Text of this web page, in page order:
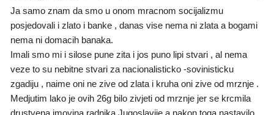
Ja samo znam da smo u onom mracnom socijalizmu
posjedovali i zlato i banke , danas vise nema ni zlata a bogami
nema ni domacih banaka.
Imali smo mi i silose pune zita i jos puno lipi stvari , al nema
veze to su nebitne stvari za nacionalisticko -sovinisticku
zgadiju , naime oni ne zive od zlata i kruha oni zive od mrznje .
Medjutim lako je ovih 26g bilo zivjeti od mrznje jer se krcmila
drustvena imovina radnika Jugoslavije a nakon toga nastavilo